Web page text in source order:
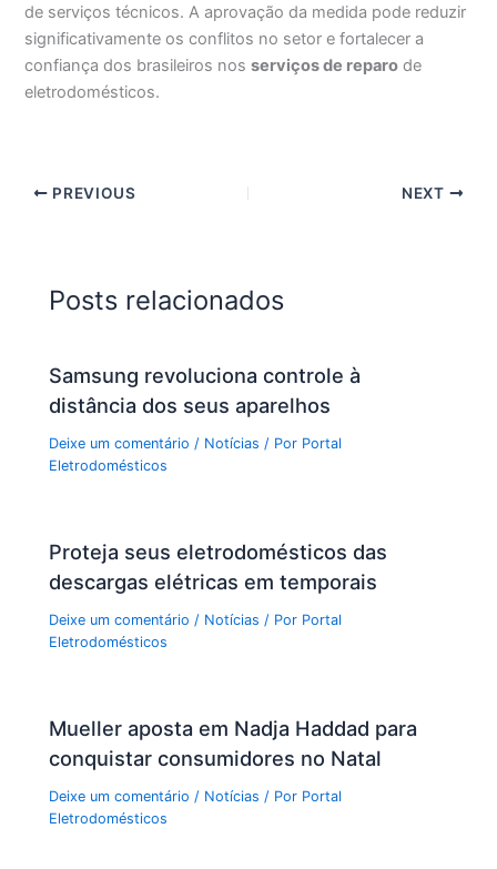
de serviços técnicos. A aprovação da medida pode reduzir
significativamente os conflitos no setor e fortalecer a
confiança dos brasileiros nosserviços de reparo de
eletrodomésticos.
PREVIOUS NEXT
Posts relacionados
Samsung revoluciona controle à
distância dos seus aparelhos
Deixe um comentário / Notícias / Por Portal
Eletrodomésticos
Proteja seus eletrodomésticos das
descargas elétricas em temporais
Deixe um comentário / Notícias / Por Portal
Eletrodomésticos
Mueller aposta em Nadja Haddad para
conquistar consumidores no Natal
Deixe um comentário / Notícias / Por Portal
Eletrodomésticos